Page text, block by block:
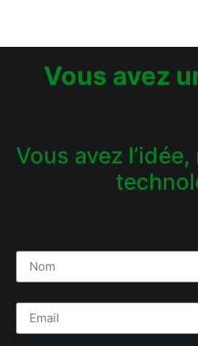
Vous avez
Vous avez